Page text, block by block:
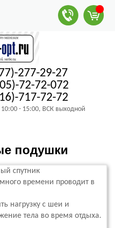
277-29-27
72-72-072
717-72-72
- 15:00, ВСК выходной
подушки
спутник
времени проводит в
нагрузку с шеи и
тела во время отдыха.